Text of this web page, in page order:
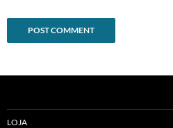
LOJA